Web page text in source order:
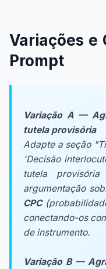
Variações e
Prompt
Variação A —
tutela provisória
Adapte a seção
'Decisão
tutela
argumentação
CPC
conectando-os
de instrumento.
Variação B —